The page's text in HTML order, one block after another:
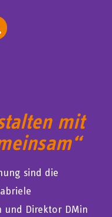
mit
sind die
und Direktor DMin